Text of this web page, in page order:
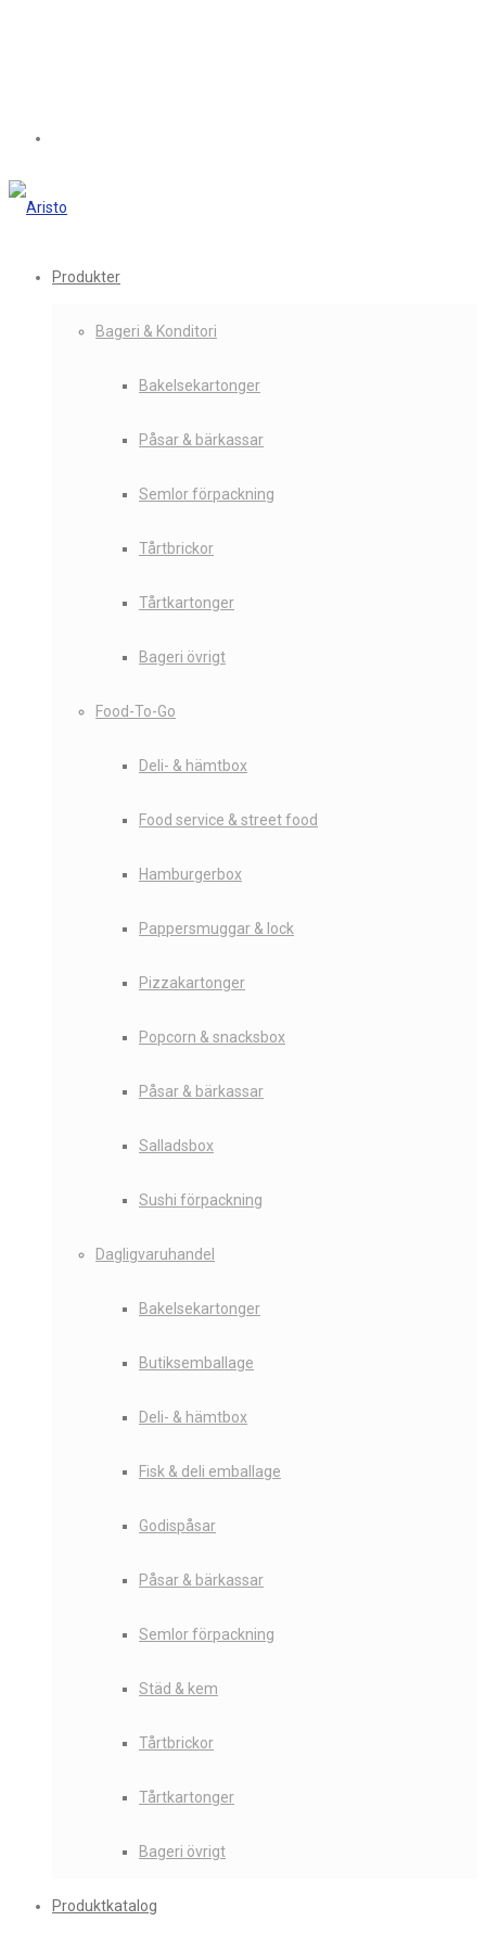
Produkter
Bageri & Konditori
Bakelsekartonger
Påsar & bärkassar
Semlor förpackning
Tårtbrickor
Tårtkartonger
Bageri övrigt
Food-To-Go
Deli- & hämtbox
Food service & street food
Hamburgerbox
Pappersmuggar & lock
Pizzakartonger
Popcorn & snacksbox
Påsar & bärkassar
Salladsbox
Sushi förpackning
Dagligvaruhandel
Bakelsekartonger
Butiksemballage
Deli- & hämtbox
Fisk & deli emballage
Godispåsar
Påsar & bärkassar
Semlor förpackning
Städ & kem
Tårtbrickor
Tårtkartonger
Bageri övrigt
Produktkatalog